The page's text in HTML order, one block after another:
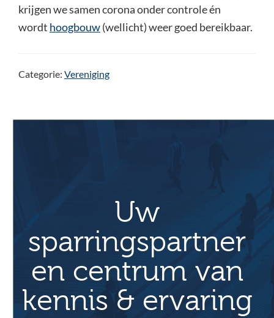
krijgen we samen corona onder controle én
wordt hoogbouw(wellicht) weer goed bereikbaar.
Categorie: Vereniging
Uw
sparringspartner
en centrum van
kennis & ervaring